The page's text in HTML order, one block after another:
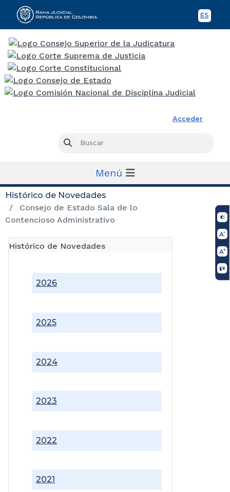
ES
Acceder
Buscar
Menú
Histórico de Novedades
Consejo de Estado Sala de lo
Contencioso Administrativo
Histórico de Novedades
2021
2022
2023
2024
2025
2026